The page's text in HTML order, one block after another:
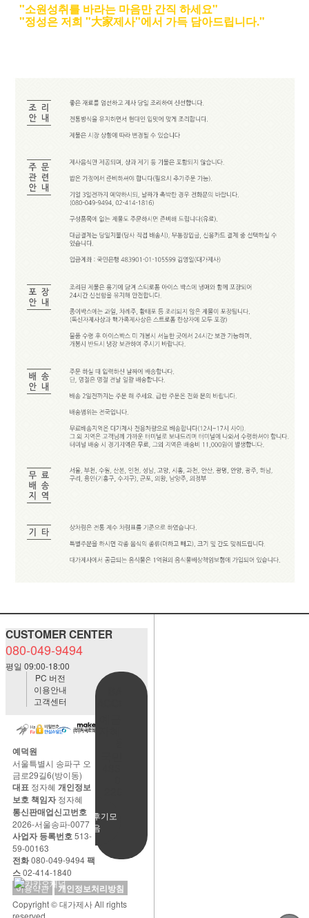
"소원성취를 바라는 마음만 간직 하세요"
"정성은 저희 "大家제사"에서 가득 담아드립니다."
CUSTOMER CENTER
080-049-9494
평일 09:00-18:00
사용후기모
음
PC 버전
이용안내
고객센터
예덕원
서울특별시 송파구 오
금로29길6(방이동)
대표 정자혜 개인정보
보호 책임자정자혜
통신판매업신고번호
2026-서울송파-0077
사업자 등록번호513-
59-00163
전화080-049-9494팩
스02-414-1840
이용약관
개인정보처리방침
Copyright © 대가제사 All rights
reserved.